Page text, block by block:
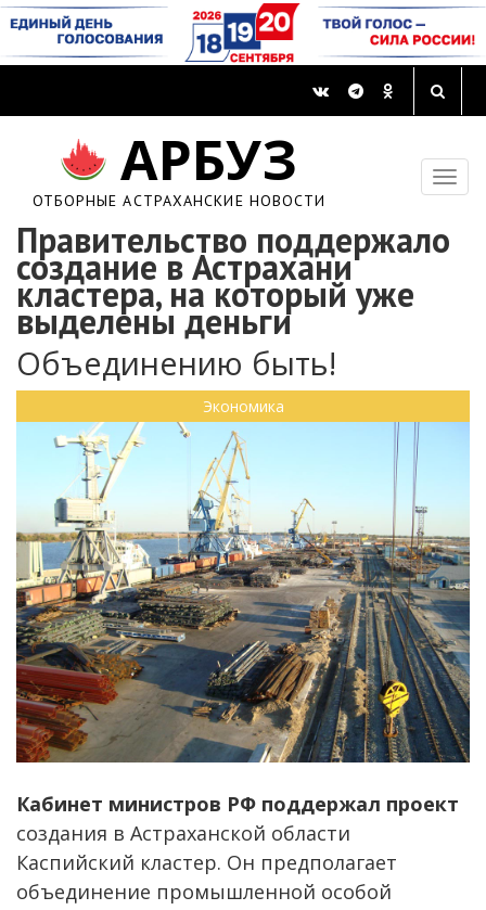
АРБУЗ
ОТБОРНЫЕ АСТРАХАНСКИЕ НОВОСТИ
Правительство поддержало
создание в Астрахани
кластера, на который уже
выделены деньги
Объединению быть!
Экономика
Кабинет министров РФ поддержал проект
создания в Астраханской области
Каспийский кластер. Он предполагает
объединение промышленной особой